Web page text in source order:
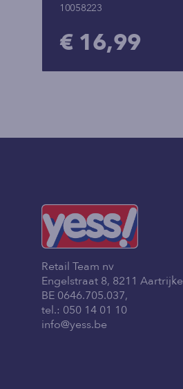
10058223
€ 16,99
Retail Team nv
Engelstraat 8, 8211 Aartrijke
BE 0646.705.037,
tel.: 050 14 01 10
info@yess.be